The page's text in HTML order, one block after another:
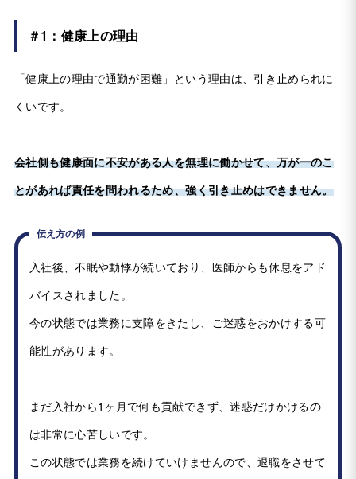
＃1：健康上の理由
「健康上の理由で通勤が困難」という理由は、引き止められに
くいです。
会社側も健康面に不安がある人を無理に働かせて、万が一のこ
とがあれば責任を問われるため、強く引き止めはできません。
伝え方の例
入社後、不眠や動悸が続いており、医師からも休息をアド
バイスされました。
今の状態では業務に支障をきたし、ご迷惑をおかけする可
能性があります。
まだ入社から1ヶ月で何も貢献できず、迷惑だけかけるの
は非常に心苦しいです。
この状態では業務を続けていけませんので、退職をさせて